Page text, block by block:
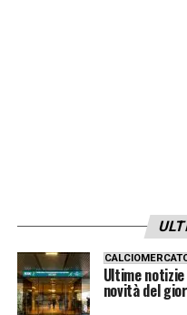
Ultime
novità del